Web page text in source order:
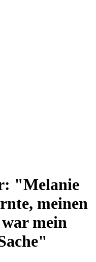
"Melanie
meinen
mein